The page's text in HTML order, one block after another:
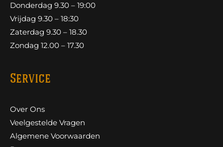
Donderdag 9.30 – 19:00
Vrijdag 9.30 – 18:30
Zaterdag 9.30 – 18.30
Zondag 12.00 – 17.30
Service
Over Ons
Veelgestelde Vragen
Algemene Voorwaarden